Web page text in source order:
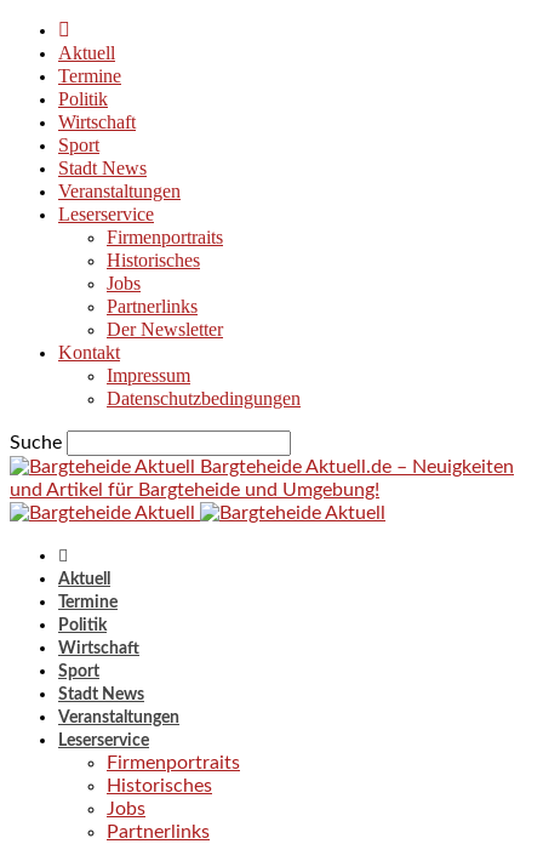
Aktuell
Termine
Politik
Wirtschaft
Sport
Stadt News
Veranstaltungen
Leserservice
Firmenportraits
Historisches
Jobs
Partnerlinks
Der Newsletter
Kontakt
Impressum
Datenschutzbedingungen
Suche
Bargteheide Aktuell.de – Neuigkeiten
und Artikel für Bargteheide und Umgebung!
Aktuell
Termine
Politik
Wirtschaft
Sport
Stadt News
Veranstaltungen
Leserservice
Firmenportraits
Historisches
Jobs
Partnerlinks